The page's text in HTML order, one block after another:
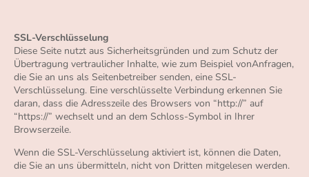
SSL-Verschlüsselung
Diese Seite nutzt aus Sicherheitsgründen und zum Schutz der
Übertragung vertraulicher Inhalte, wie zum Beispiel vonAnfragen,
die Sie an uns als Seitenbetreiber senden, eine SSL-
Verschlüsselung. Eine verschlüsselte Verbindung erkennen Sie
daran, dass die Adresszeile des Browsers von “http://” auf
“https://” wechselt und an dem Schloss-Symbol in Ihrer
Browserzeile.
Wenn die SSL-Verschlüsselung aktiviert ist, können die Daten,
die Sie an uns übermitteln, nicht von Dritten mitgelesen werden.